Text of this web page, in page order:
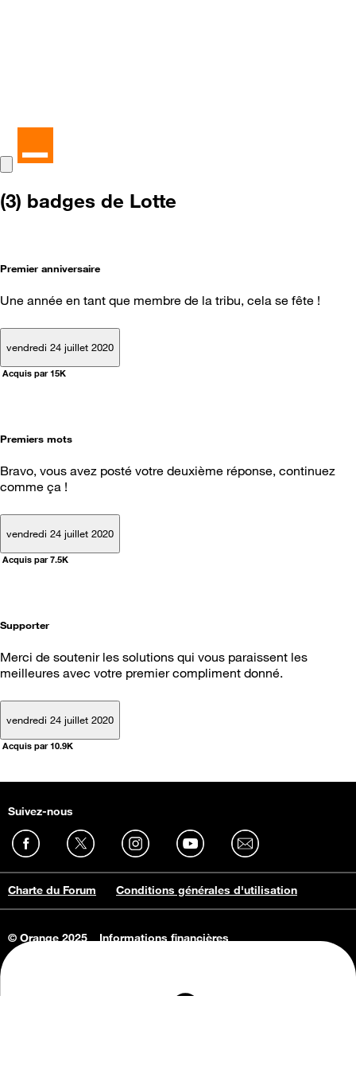
(3) badges de Lotte
Premier anniversaire
Une année en tant que membre de la tribu, cela se fête !
vendredi 24 juillet 2020
Acquis par 15K
Premiers mots
Bravo, vous avez posté votre deuxième réponse, continuez
comme ça !
vendredi 24 juillet 2020
Acquis par 7.5K
Supporter
Merci de soutenir les solutions qui vous paraissent les
meilleures avec votre premier compliment donné.
vendredi 24 juillet 2020
Acquis par 10.9K
Suivez-nous
Charte du Forum Conditions générales d'utilisation
© Orange 2025
Informations financières